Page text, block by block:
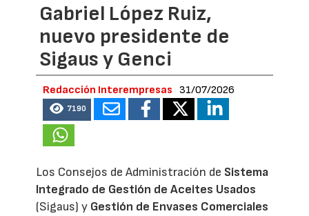
Gabriel López Ruiz,
nuevo presidente de
Sigaus y Genci
Redacción Interempresas 31/07/2026
7190
Los Consejos de Administración de Sistema
Integrado de Gestión de Aceites Usados
(Sigaus) y Gestión de Envases Comerciales